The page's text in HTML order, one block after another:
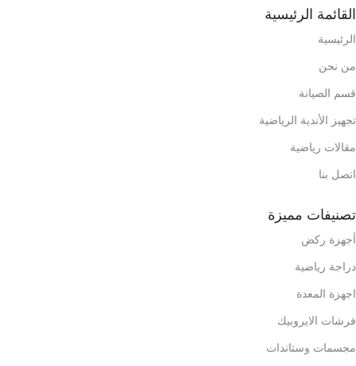
القائمة الرئيسية
الرئيسية
من نحن
قسم الصيانة
تجهيز الأندية الرياضية
مقالات رياضية
اتصل بنا
تصنيفات مميزة
أجهزة ركض
دراجة رياضية
اجهزة المعدة
فرشات الايروبيك
مجسمات وستاندات